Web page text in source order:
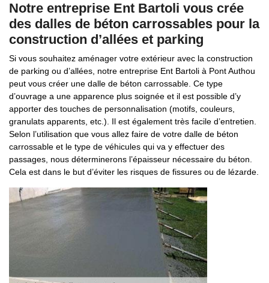
Notre entreprise Ent Bartoli vous crée
des dalles de béton carrossables pour la
construction d’allées et parking
Si vous souhaitez aménager votre extérieur avec la construction
de parking ou d’allées, notre entreprise Ent Bartoli à Pont Authou
peut vous créer une dalle de béton carrossable. Ce type
d’ouvrage a une apparence plus soignée et il est possible d’y
apporter des touches de personnalisation (motifs, couleurs,
granulats apparents, etc.). Il est également très facile d’entretien.
Selon l’utilisation que vous allez faire de votre dalle de béton
carrossable et le type de véhicules qui va y effectuer des
passages, nous déterminerons l’épaisseur nécessaire du béton.
Cela est dans le but d’éviter les risques de fissures ou de lézarde.